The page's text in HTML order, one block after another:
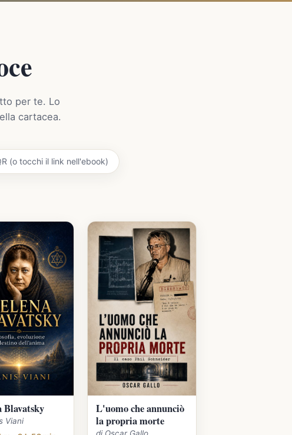
per te. Lo
cartacea.
(o tocchi il link nell'ebook)
Blavatsky
Viani
L'uomo che annunciò
la propria morte